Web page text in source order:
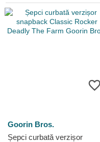
Goorin Bros.
Șepci curbată verzișor